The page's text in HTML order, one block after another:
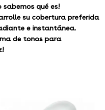
sabemos qué es!
su cobertura preferida
e instantánea.
de tonos para